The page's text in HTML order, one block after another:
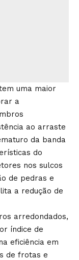
uma maior
a
ao arraste
da banda
do
nos sulcos
de pedras e
a redução de
arredondados,
índice de
eficiência em
de frotas e